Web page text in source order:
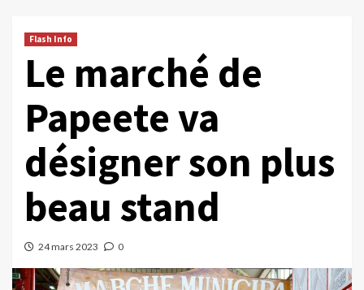
Flash Info
Le marché de
Papeete va
désigner son plus
beau stand
24 mars 2023 0